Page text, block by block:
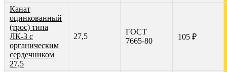
Канат
оцинкованный
(трос) типа
ЛК-3 с
органическим
сердечником
27,5
27,5
ГОСТ
7665-80
105 ₽